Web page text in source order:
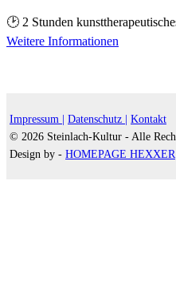
🕑 2 Stunden
Weitere Informationen
Impressum | Datenschutz |
Kontakt
© 2026 Steinlach-Kultur - Alle
Design by - HOMEPAGE HEXXER